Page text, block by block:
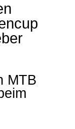
MTB